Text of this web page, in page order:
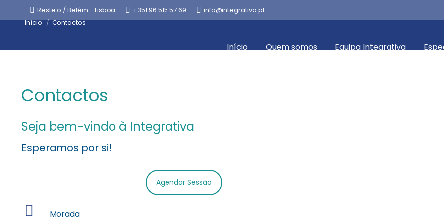
Restelo / Belém - Lisboa +351 96 515 57 69 info@integrativa.pt
Início Quem somos Equipa Integrativa
Está aqui:
Início Contactos
Contactos
Seja bem-vindo à Integrativa
Esperamos por si!
Agendar Sessão
Morada